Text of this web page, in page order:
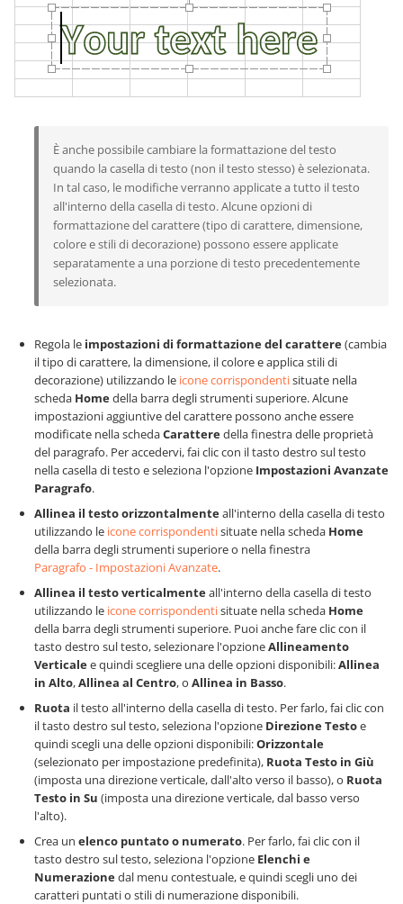
È anche possibile cambiare la formattazione del testo
quando la casella di testo (non il testo stesso) è selezionata.
In tal caso, le modifiche verranno applicate a tutto il testo
all'interno della casella di testo. Alcune opzioni di
formattazione del carattere (tipo di carattere, dimensione,
colore e stili di decorazione) possono essere applicate
separatamente a una porzione di testo precedentemente
selezionata.
Regola le impostazioni di formattazione del carattere(cambia
il tipo di carattere, la dimensione, il colore e applica stili di
decorazione) utilizzando le icone corrispondentisituate nella
scheda Homedella barra degli strumenti superiore. Alcune
impostazioni aggiuntive del carattere possono anche essere
modificate nella schedaCaratteredella finestra delle proprietà
del paragrafo. Per accedervi, fai clic con il tasto destro sul testo
nella casella di testo e seleziona l'opzione Impostazioni Avanzate
Paragrafo.
Allinea il testo orizzontalmenteall'interno della casella di testo
utilizzando le icone corrispondentisituate nella scheda Home
della barra degli strumenti superiore o nella finestra
Paragrafo - Impostazioni Avanzate.
Allinea il testo verticalmenteall'interno della casella di testo
utilizzando le icone corrispondentisituate nella scheda Home
della barra degli strumenti superiore. Puoi anche fare clic con il
tasto destro sul testo, selezionare l'opzioneAllineamento
Verticalee quindi scegliere una delle opzioni disponibili:Allinea
in Alto,Allinea al Centro, o Allinea in Basso.
Ruota il testo all'interno della casella di testo. Per farlo, fai clic con
il tasto destro sul testo, seleziona l'opzione Direzione Testoe
quindi scegli una delle opzioni disponibili:Orizzontale
(selezionato per impostazione predefinita), Ruota Testo in Giù
(imposta una direzione verticale, dall'alto verso il basso), o Ruota
Testo in Su (imposta una direzione verticale, dal basso verso
l'alto).
Crea un elenco puntato o numerato. Per farlo, fai clic con il
tasto destro sul testo, seleziona l'opzione Elenchi e
Numerazionedal menu contestuale, e quindi scegli uno dei
caratteri puntati o stili di numerazione disponibili.